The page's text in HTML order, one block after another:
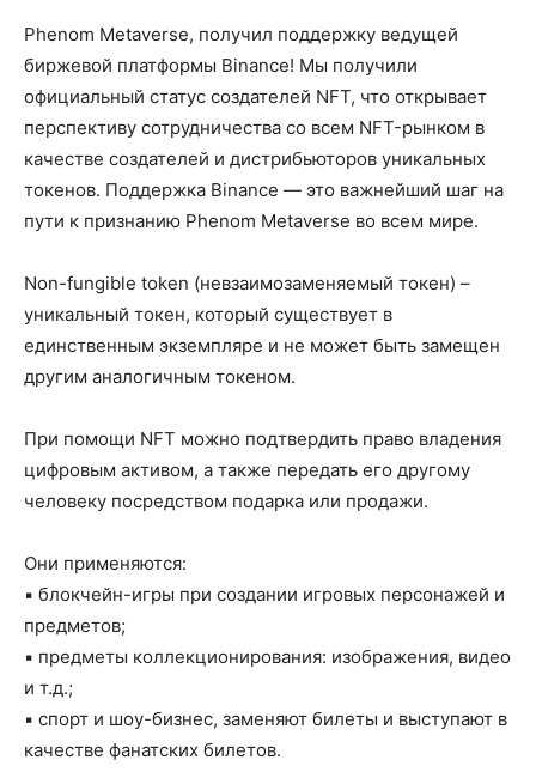
Phenom Metaverse, получил поддержку ведущей
биржевой платформы Binance! Мы получили
официальный статус создателей NFT, что открывает
перспективу сотрудничества со всем NFT-рынком в
качестве создателей и дистрибьюторов уникальных
токенов. Поддержка Binance — это важнейший шаг на
пути к признанию Phenom Metaverse во всем мире.
Non-fungible token (невзаимозаменяемый токен) –
уникальный токен, который существует в
единственным экземпляре и не может быть замещен
другим аналогичным токеном.
При помощи NFT можно подтвердить право владения
цифровым активом, а также передать его другому
человеку посредством подарка или продажи.
Они применяются:
▪️ блокчейн-игры при создании игровых персонажей и
предметов;
▪️ предметы коллекционирования: изображения, видео
и т.д.;
▪️ спорт и шоу-бизнес, заменяют билеты и выступают в
качестве фанатских билетов.